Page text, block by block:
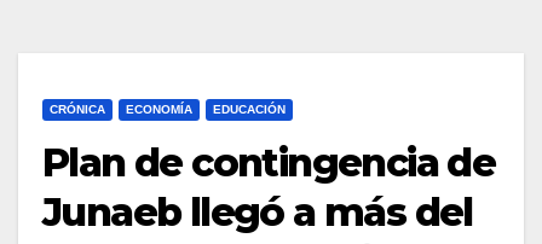
CRÓNICA ECONOMÍA EDUCACIÓN
Plan de contingencia de
Junaeb llegó a más del